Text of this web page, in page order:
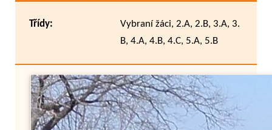
Třídy:
Vybraní žáci, 2.A, 2.B, 3.A, 3.
B, 4.A, 4.B, 4.C, 5.A, 5.B